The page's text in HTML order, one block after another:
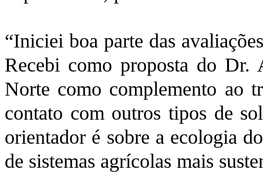
“Iniciei boa parte das
Recebi como proposta do
Norte como complemento ao
contato com outros tipos de
orientador é sobre a ecologia
de sistemas agrícolas mais